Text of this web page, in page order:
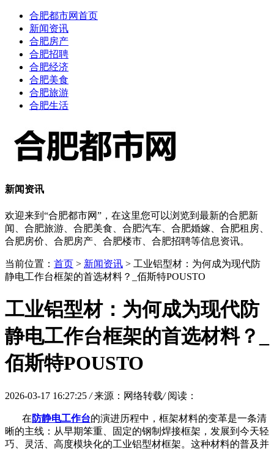
合肥都市网首页
新闻资讯
合肥房产
合肥招聘
合肥经济
合肥美食
合肥旅游
合肥生活
新闻资讯
欢迎来到“合肥都市网”，在这里您可以浏览到最新的合肥新
闻、合肥旅游、合肥美食、合肥汽车、合肥婚嫁、合肥租房、
合肥房价、合肥房产、合肥楼市、合肥招聘等信息资讯。
当前位置： 首页 > 新闻资讯 > 工业铝型材：为何成为现代防
静电工作台框架的首选材料？_佰斯特POUSTO
工业铝型材：为何成为现代防
静电工作台框架的首选材料？_
佰斯特POUSTO
2026-03-17 16:27:25/ 来源：网络转载/ 阅读：
在 防静电工作台的演进历程中，框架材料的变革是一条清
晰的主线：从早期笨重、固定的钢制焊接框架，发展到今天轻
巧、灵活、高度模块化的工业铝型材框架。这种材料的普及并